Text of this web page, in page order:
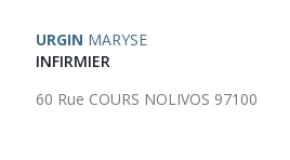
URGIN MARYSE
INFIRMIER
60 Rue COURS NOLIVOS 97100